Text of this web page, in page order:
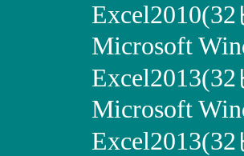
Microsoft
Microsoft